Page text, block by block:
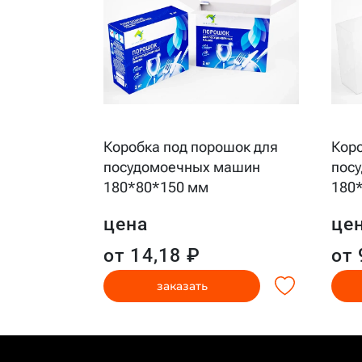
Коробка под порошок для
посудомоечных машин
180*80*150 мм
цена
от 14,18 ₽
заказать
от